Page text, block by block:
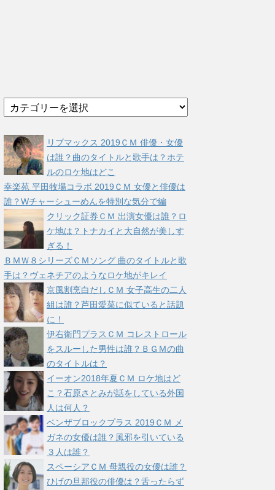
テ
リ
ー
リブマックス 2019ＣＭ 俳優・女優
は誰？曲のタイトルと歌手は？ホテ
ルのロケ地はどこ
幸楽苑 平田牧場コラボ 2019ＣＭ 女優と俳優は
誰？Wチャーシューめんを特別な気分で編
クリック証券ＣＭ 出演女優は誰？ロ
ケ地は？トナカイと大自然が美しす
ぎる！
ＢＭＷ８シリーズＣＭソング 曲のタイトルと歌
手は？ヴェネチアのようなロケ地がキレイ
京風割烹白だしＣＭ 女子高生の二人
組は誰？芦田愛菜に似ていると話題
に！
伊右衛門プラスＣＭ コレストロール
をスルーした男性は誰？ＢＧＭの曲
のタイトルは？
イーオン2018年夏ＣＭ ロケ地はど
こ？石原さとみが話をしている外国
人は何人？
ベンザブロックプラス 2019ＣＭ メ
ガネの女優は誰？風邪を引いている
３人は誰？
スペーシアＣＭ 母親役の女優は誰？
ひげの旦那役の俳優は？舌ったらず